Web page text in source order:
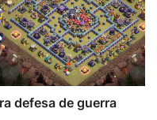
defesa de guerra